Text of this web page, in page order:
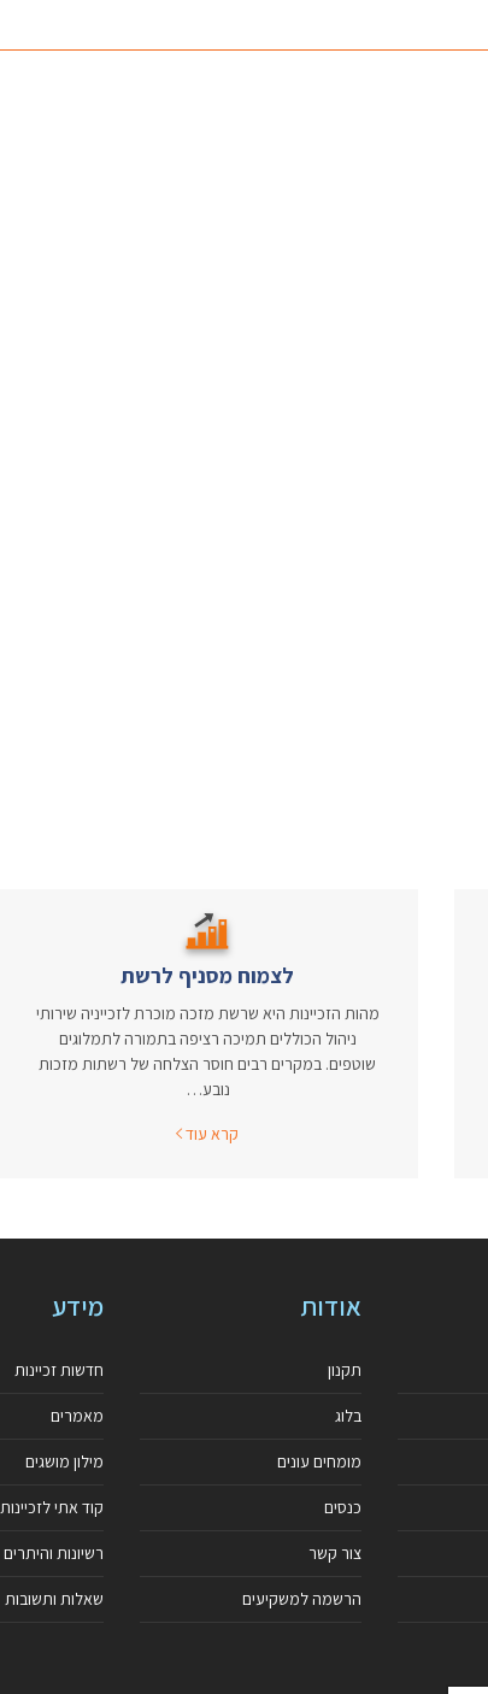
לצמוח מסניף לרשת
מהות הזכיינות היא שרשת מזכה מוכרת לזכייניה שירותי
ניהול הכוללים תמיכה רציפה בתמורה לתמלוגים
שוטפים. במקרים רבים חוסר הצלחה של רשתות מזכות
נובע…
קרא עוד
אודות
תקנון
בלוג
מומחים עונים
כנסים
צור קשר
הרשמה למשקיעים
מידע
חדשות זכיינות
מאמרים
מילון מושגים
קוד אתי לזכיינות
רשיונות והיתרים
שאלות ותשובות